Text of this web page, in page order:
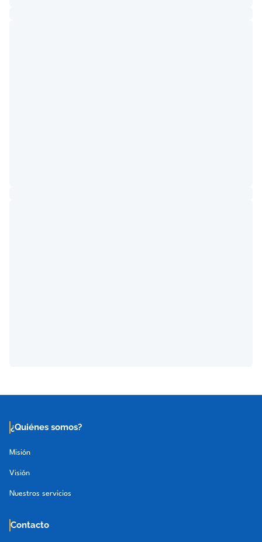
¿Quiénes somos?
Misión
Visión
Nuestros servicios
Contacto